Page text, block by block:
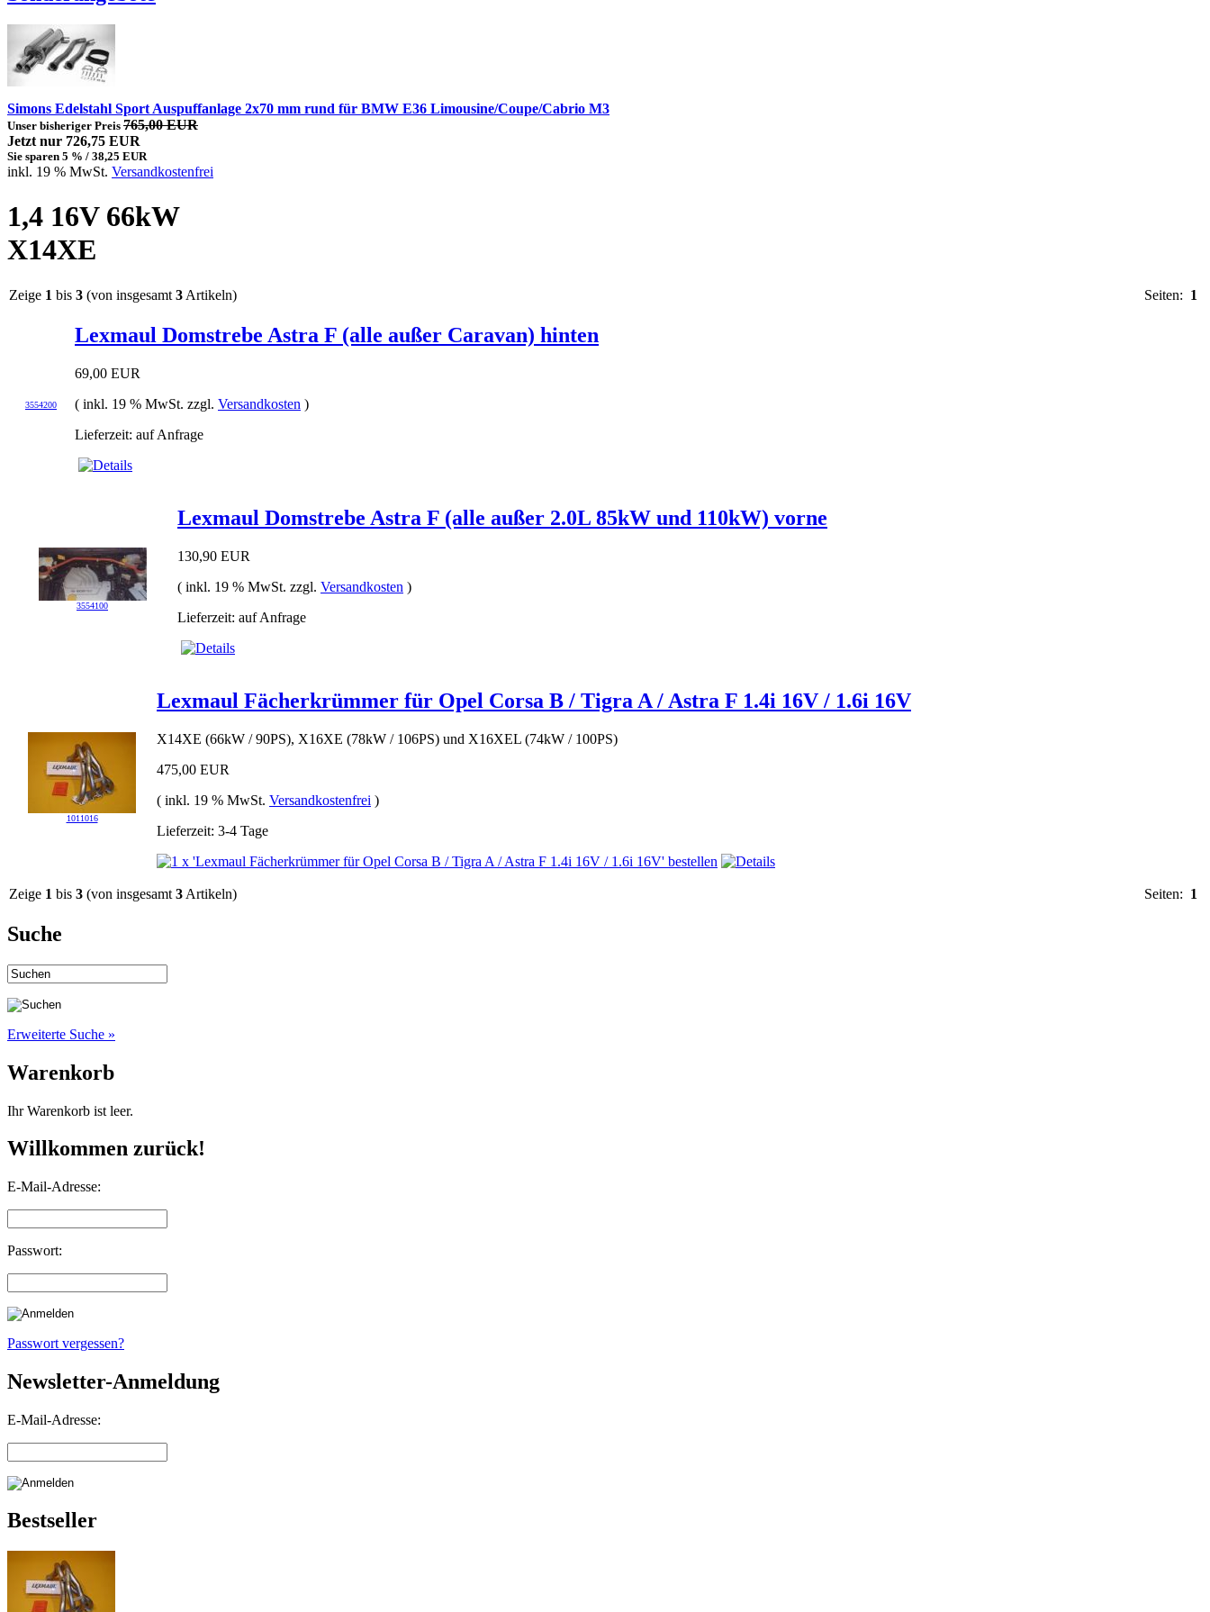
Simons Edelstahl Sport Auspuffanlage 2x70 mm rund für BMW E36 Limousine/Coupe/Cabrio M3
Unser bisheriger Preis 765,00 EUR
Jetzt nur 726,75 EUR
Sie sparen 5 % / 38,25 EUR
inkl. 19 % MwSt. Versandkostenfrei
1,4 16V 66kW
X14XE
Zeige 1 bis 3 (von insgesamt 3 Artikeln) Seiten: 1
3554200
Lexmaul Domstrebe Astra F (alle außer Caravan) hinten
69,00 EUR
( inkl. 19 % MwSt. zzgl. Versandkosten )
Lieferzeit: auf Anfrage
3554100
Lexmaul Domstrebe Astra F (alle außer 2.0L 85kW und 110kW) vorne
130,90 EUR
( inkl. 19 % MwSt. zzgl. Versandkosten )
Lieferzeit: auf Anfrage
1011016
Lexmaul Fächerkrümmer für Opel Corsa B / Tigra A / Astra F 1.4i 16V / 1.6i 16V
X14XE (66kW / 90PS), X16XE (78kW / 106PS) und X16XEL (74kW / 100PS)
475,00 EUR
( inkl. 19 % MwSt. Versandkostenfrei )
Lieferzeit: 3-4 Tage
Zeige 1 bis 3 (von insgesamt 3 Artikeln) Seiten: 1
Suche
Erweiterte Suche »
Warenkorb
Ihr Warenkorb ist leer.
Willkommen zurück!
E-Mail-Adresse:
Passwort:
Passwort vergessen?
Newsletter-Anmeldung
E-Mail-Adresse:
Bestseller